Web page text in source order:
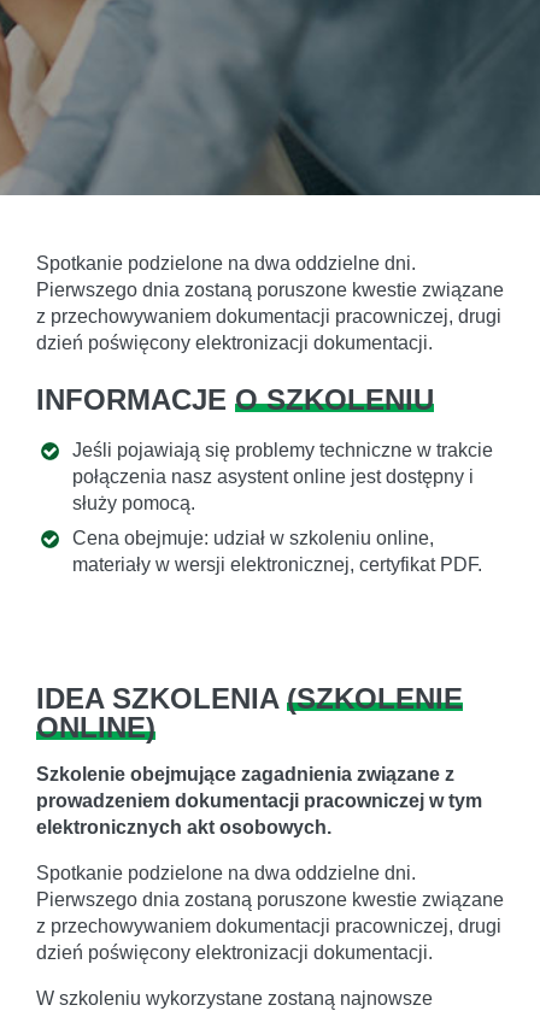
Spotkanie podzielone na dwa oddzielne dni.
Pierwszego dnia zostaną poruszone kwestie związane
z przechowywaniem dokumentacji pracowniczej, drugi
dzień poświęcony elektronizacji dokumentacji.
INFORMACJE O SZKOLENIU
Jeśli pojawiają się problemy techniczne w trakcie
połączenia nasz asystent online jest dostępny i
służy pomocą.
Cena obejmuje: udział w szkoleniu online,
materiały w wersji elektronicznej, certyfikat PDF.
IDEA SZKOLENIA (SZKOLENIE
ONLINE)
Szkolenie obejmujące zagadnienia związane z
prowadzeniem dokumentacji pracowniczej w tym
elektronicznych akt osobowych.
Spotkanie podzielone na dwa oddzielne dni.
Pierwszego dnia zostaną poruszone kwestie związane
z przechowywaniem dokumentacji pracowniczej, drugi
dzień poświęcony elektronizacji dokumentacji.
W szkoleniu wykorzystane zostaną najnowsze